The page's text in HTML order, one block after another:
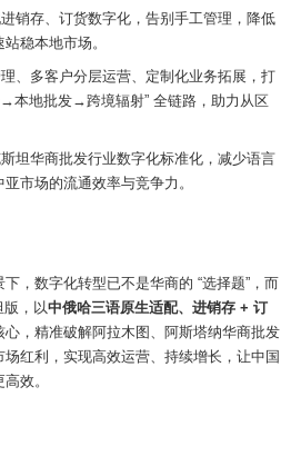
销存、订货数字化，告别手工管理，降低
稳本地市场。
、多客户分层运营、定制化业务拓展，打
本地批发→跨境辐射” 全链路，助力从区
坦华商批发行业数字化标准化，减少语言
市场的流通效率与竞争力。
，数字化转型已不是华商的 “选择题”，而
版，以中俄哈三语原生适配、进销存 + 订
心，精准破解阿拉木图、阿斯塔纳华商批发
红利，实现高效运营、持续增长，让中国
效。